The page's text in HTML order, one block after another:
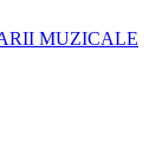
MUZICALE